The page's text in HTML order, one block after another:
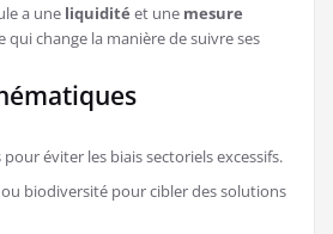
a une liquidité et une mesure
qui change la manière de suivre ses
éviter les biais sectoriels excessifs.
biodiversité pour cibler des solutions